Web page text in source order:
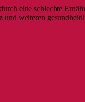
eine schlechte
weiteren